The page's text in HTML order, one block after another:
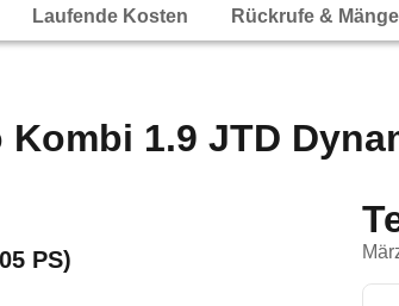
Laufende Kosten Rückrufe & Mängel
1.9 JTD
PS)